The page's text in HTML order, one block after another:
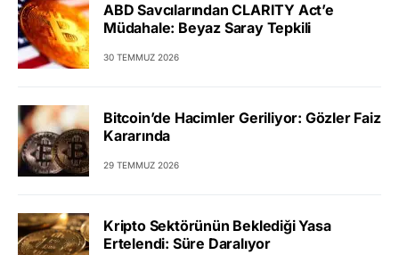
ABD Savcılarından CLARITY Act’e
Müdahale: Beyaz Saray Tepkili
30 TEMMUZ 2026
Bitcoin’de Hacimler Geriliyor: Gözler Faiz
Kararında
29 TEMMUZ 2026
Kripto Sektörünün Beklediği Yasa
Ertelendi: Süre Daralıyor